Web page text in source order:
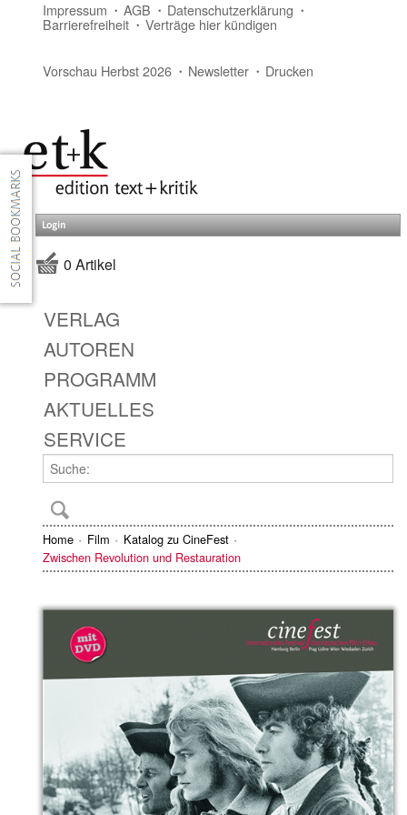
Impressum AGB Datenschutzerklärung
Barrierefreiheit Verträge hier kündigen
Vorschau Herbst 2026 Newsletter Drucken
Login
0 Artikel
VERLAG
AUTOREN
PROGRAMM
AKTUELLES
SERVICE
Home Film
Katalog zu CineFest
Zwischen Revolution und Restauration